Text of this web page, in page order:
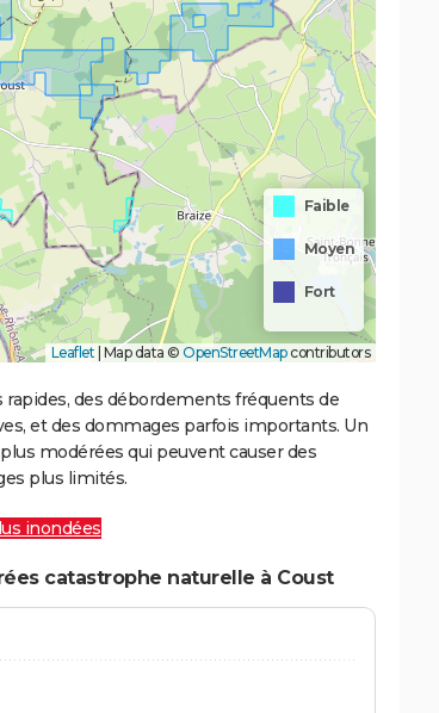
Faible
Moyen
Fort
Leaflet Map data © OpenStreetMapcontributors
des débordements fréquents de
et des dommages parfois importants. Un
modérées qui peuvent causer des
plus limités.
inondées
catastrophe naturelle à Coust